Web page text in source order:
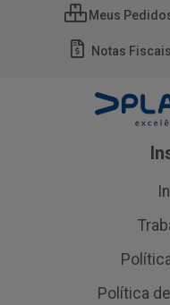
Meus
Notas Fiscais
Política